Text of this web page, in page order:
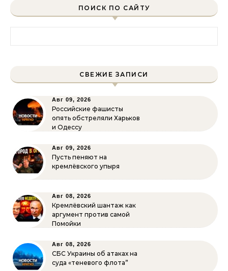
ПОИСК ПО САЙТУ
СВЕЖИЕ ЗАПИСИ
Авг 09, 2026
Российские фашисты
опять обстреляли Харьков
и Одессу
Авг 09, 2026
Пусть пеняют на
кремлёвского упыря
Авг 08, 2026
Кремлёвский шантаж как
аргумент против самой
Помойки
Авг 08, 2026
СБС Украины об атаках на
суда «теневого флота”